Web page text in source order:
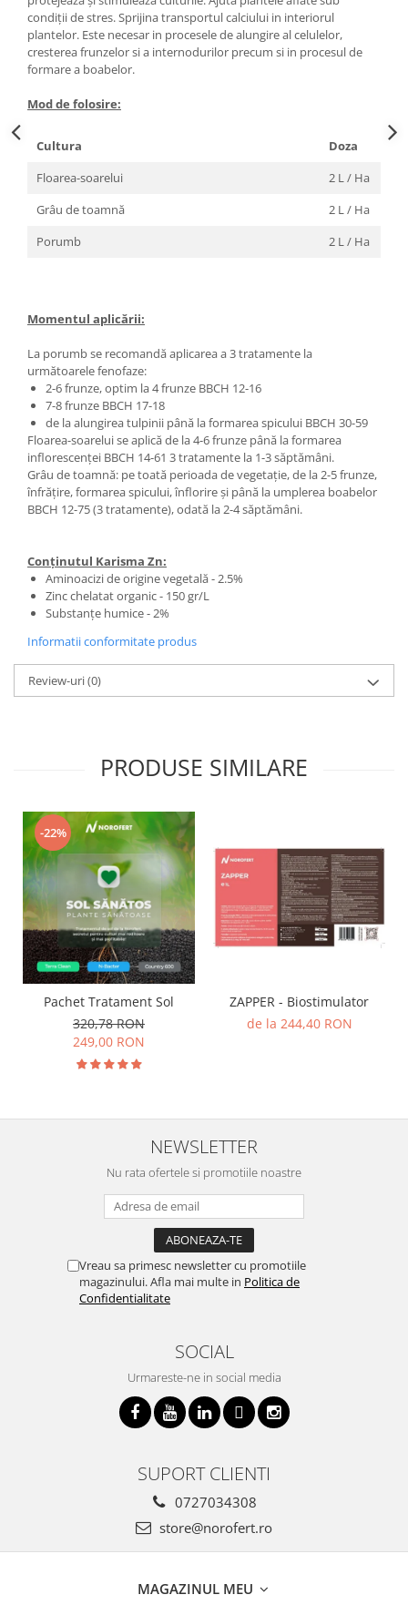
condiții de stres. Sprijina transportul calciului in interiorul
plantelor. Este necesar in procesele de alungire al celulelor,
cresterea frunzelor si a internodurilor precum si in procesul de
formare a boabelor.
Mod de folosire:
Cultura
Doza
Floarea-soarelui
2 L / Ha
Grâu de toamnă
2 L / Ha
Porumb
2 L / Ha
Momentul aplicării:
La porumb se recomandă aplicarea a 3 tratamente la
următoarele fenofaze:
2-6 frunze, optim la 4 frunze BBCH 12-16
7-8 frunze BBCH 17-18
de la alungirea tulpinii până la formarea spicului BBCH 30-59
Floarea-soarelui se aplică de la 4-6 frunze până la formarea
inflorescenței BBCH 14-61 3 tratamente la 1-3 săptămâni.
Grâu de toamnă: pe toată perioada de vegetație, de la 2-5 frunze,
înfrățire, formarea spicului, înflorire și până la umplerea boabelor
BBCH 12-75 (3 tratamente), odată la 2-4 săptămâni.
Conținutul Karisma Zn:
Aminoacizi de origine vegetală - 2.5%
Zinc chelatat organic - 150 gr/L
Substanțe humice - 2%
Informatii conformitate produs
Review-uri(0)
PRODUSE SIMILARE
-22%
Pachet Tratament Sol
320,78 RON
249,00 RON
ZAPPER - Biostimulator
de la 244,40 RON
NEWSLETTER
Nu rata ofertele si promotiile noastre
Vreau sa primesc newsletter cu promotiile
magazinului. Afla mai multe in Politica de
Confidentialitate
SOCIAL
Urmareste-ne in social media
SUPORT CLIENTI
0727034308
store@norofert.ro
MAGAZINUL MEU